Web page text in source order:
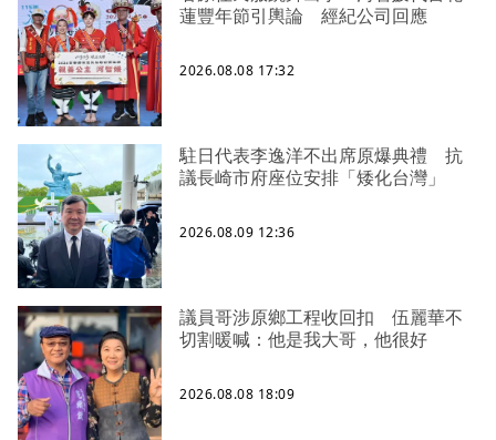
蓮豐年節引輿論 經紀公司回應
2026.08.08 17:32
駐日代表李逸洋不出席原爆典禮 抗
議長崎市府座位安排「矮化台灣」
2026.08.09 12:36
議員哥涉原鄉工程收回扣 伍麗華不
切割暖喊：他是我大哥，他很好
2026.08.08 18:09